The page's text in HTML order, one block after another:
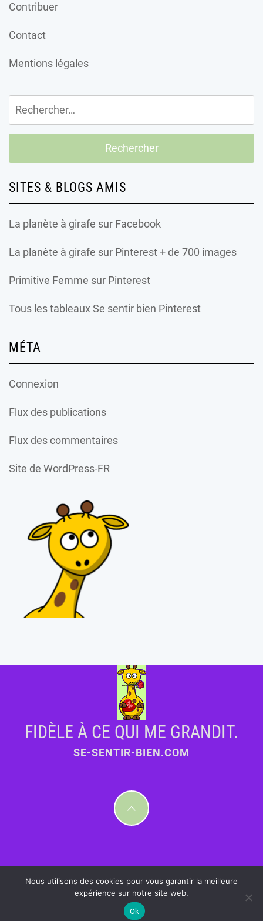
Contribuer
Contact
Mentions légales
Rechercher :
SITES & BLOGS AMIS
La planète à girafe sur Facebook
La planète à girafe sur Pinterest + de 700 images
Primitive Femme sur Pinterest
Tous les tableaux Se sentir bien Pinterest
MÉTA
Connexion
Flux des publications
Flux des commentaires
Site de WordPress-FR
FIDÈLE À CE QUI ME GRANDIT.
SE-SENTIR-BIEN.COM
Nous utilisons des cookies pour vous garantir la meilleure
expérience sur notre site web.
Ok